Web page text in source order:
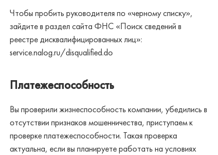
Чтобы пробить руководителя по «черному списку»,
зайдите в раздел сайта ФНС «Поиск сведений в
реестре дисквалифицированных лиц»:
service.nalog.ru/disqualified.do
Платежеспособность
Вы проверили жизнеспособность компании, убедились в
отсутствии признаков мошенничества, приступаем к
проверке платежеспособности. Такая проверка
актуальна, если вы планируете работать на условиях